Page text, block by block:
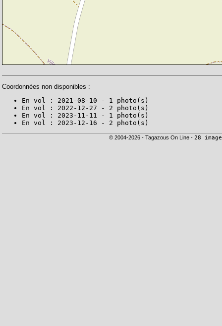
Coordonnées non disponibles :
En vol : 2021-08-10 - 1 photo(s)
En vol : 2022-12-27 - 2 photo(s)
En vol : 2023-11-11 - 1 photo(s)
En vol : 2023-12-16 - 2 photo(s)
© 2004-2026 - Tagazous On Line - 28